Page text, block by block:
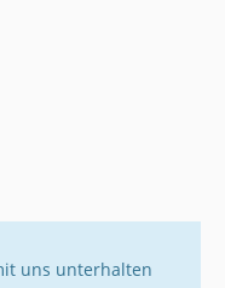
uns unterhalten